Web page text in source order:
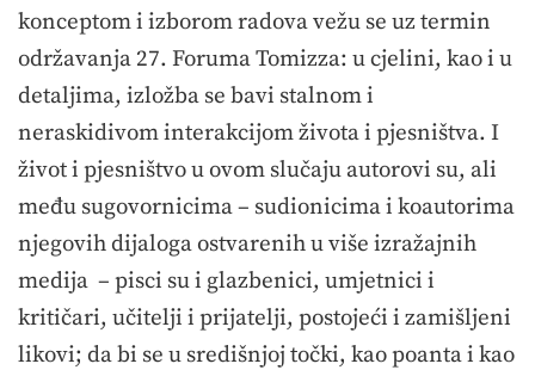
konceptom i izborom radova vežu se uz termin
održavanja 27. Foruma Tomizza: u cjelini, kao i u
detaljima, izložba se bavi stalnom i
neraskidivom interakcijom života i pjesništva. I
život i pjesništvo u ovom slučaju autorovi su, ali
među sugovornicima – sudionicima i koautorima
njegovih dijaloga ostvarenih u više izražajnih
medija – pisci su i glazbenici, umjetnici i
kritičari, učitelji i prijatelji, postojeći i zamišljeni
likovi; da bi se u središnjoj točki, kao poanta i kao